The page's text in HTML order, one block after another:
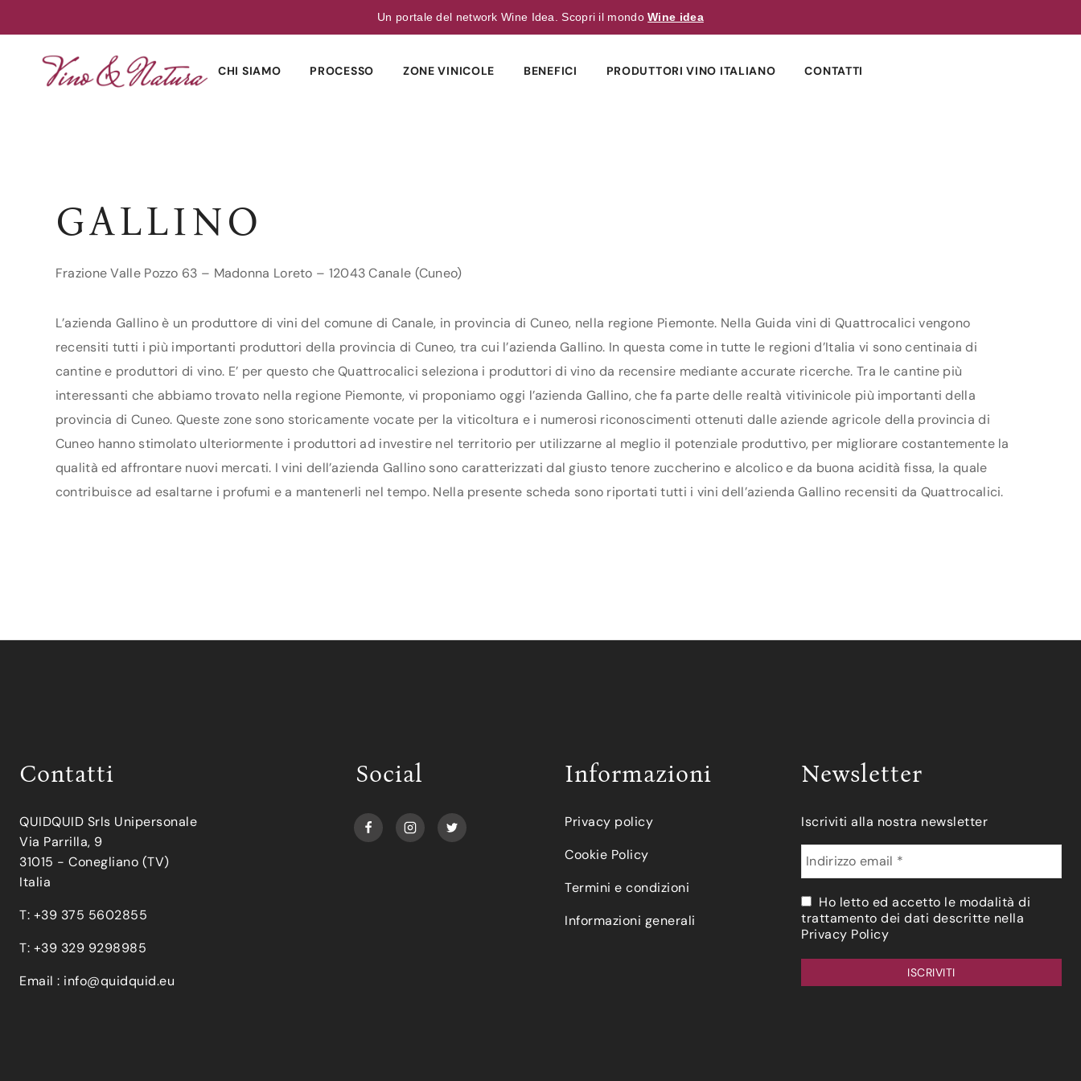
Un portale del network Wine Idea. Scopri il mondoWine idea
CHI SIAMO PROCESSO ZONE VINICOLE BENEFICI PRODUTTORI VINO ITALIANO CONTATTI
GALLINO
Frazione Valle Pozzo 63 – Madonna Loreto – 12043 Canale (Cuneo)
L’azienda Gallino è un produttore di vini del comune di Canale, in provincia di Cuneo, nella regione Piemonte. Nella Guida vini di Quattrocalici vengono
recensiti tutti i più importanti produttori della provincia di Cuneo, tra cui l’azienda Gallino. In questa come in tutte le regioni d’Italia vi sono centinaia di
cantine e produttori di vino. E’ per questo che Quattrocalici seleziona i produttori di vino da recensire mediante accurate ricerche. Tra le cantine più
interessanti che abbiamo trovato nella regione Piemonte, vi proponiamo oggi l’azienda Gallino, che fa parte delle realtà vitivinicole più importanti della
provincia di Cuneo. Queste zone sono storicamente vocate per la viticoltura e i numerosi riconoscimenti ottenuti dalle aziende agricole della provincia di
Cuneo hanno stimolato ulteriormente i produttori ad investire nel territorio per utilizzarne al meglio il potenziale produttivo, per migliorare costantemente la
qualità ed affrontare nuovi mercati. I vini dell’azienda Gallino sono caratterizzati dal giusto tenore zuccherino e alcolico e da buona acidità fissa, la quale
contribuisce ad esaltarne i profumi e a mantenerli nel tempo. Nella presente scheda sono riportati tutti i vini dell’azienda Gallino recensiti da Quattrocalici.
Contatti
QUIDQUID Srls Unipersonale
Via Parrilla, 9
31015 - Conegliano (TV)
Italia
T: +39 375 5602855
T: +39 329 9298985
Email : info@quidquid.eu
Social Informazioni
Privacy policy
Cookie Policy
Termini e condizioni
Informazioni generali
Newsletter
Iscriviti alla nostra newsletter
Ho letto ed accetto le modalità di
trattamento dei dati descritte nella
Privacy Policy